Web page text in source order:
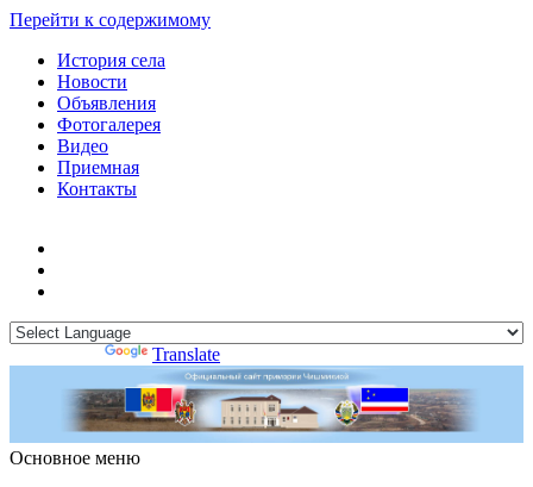
Перейти к содержимому
История села
Новости
Объявления
Фотогалерея
Видео
Приемная
Контакты
Translate
Основное меню